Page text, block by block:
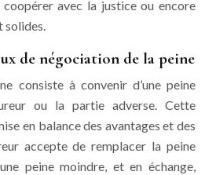
avec la justice ou encore
solides.
de négociation de la peine
consiste à convenir d’une peine
ou la partie adverse. Cette
en balance des avantages et des
accepte de remplacer la peine
peine moindre, et en échange,